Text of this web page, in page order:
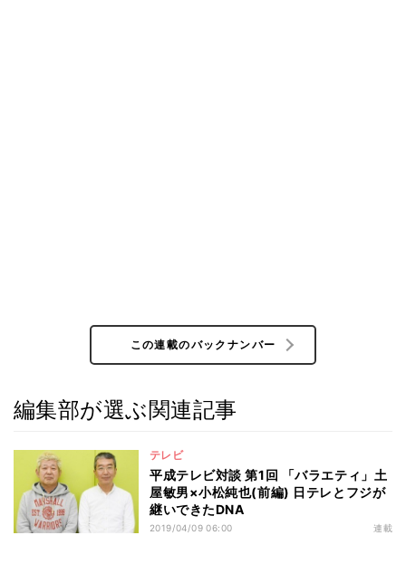
この連載のバックナンバー
編集部が選ぶ関連記事
テレビ
平成テレビ対談 第1回 「バラエティ」土
屋敏男×小松純也(前編) 日テレとフジが
継いできたDNA
2019/04/09 06:00 連載